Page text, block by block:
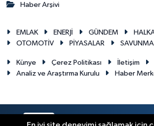
Haber Arşivi
EMLAK ENERJİ GÜNDEM
OTOMOTİV
PİYASALAR SAVUNMA
Künye Çerez Politikası İletişim
Analiz ve Araştırma Kurulu
Haber